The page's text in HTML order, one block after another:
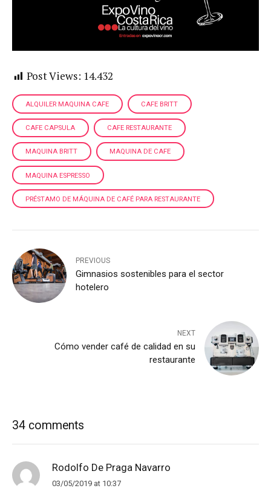
Post Views: 14.432
ALQUILER MAQUINA CAFE CAFE BRITT
CAFE CAPSULA CAFE RESTAURANTE
MAQUINA BRITT MAQUINA DE CAFE
MAQUINA ESPRESSO
PRÉSTAMO DE MÁQUINA DE CAFÉ PARA RESTAURANTE
PREVIOUS
Gimnasios sostenibles para el sector
hotelero
NEXT
Cómo vender café de calidad en su
restaurante
34 comments
Rodolfo De Praga Navarro
03/05/2019 at 10:37